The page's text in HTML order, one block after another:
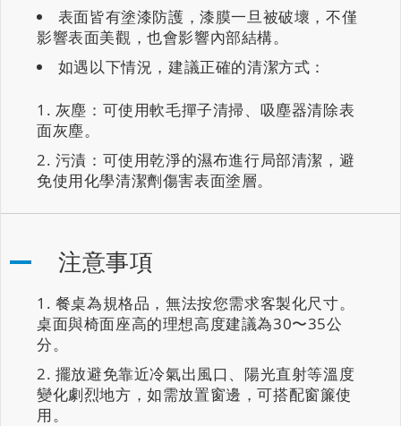
表面皆有塗漆防護，漆膜一旦被破壞，不僅
影響表面美觀，也會影響內部結構。
如遇以下情況，建議正確的清潔方式：
灰塵：可使用軟毛撣子清掃、吸塵器清除表
面灰塵。
污漬：可使用乾淨的濕布進行局部清潔，避
免使用化學清潔劑傷害表面塗層。
注意事項
餐桌為規格品，無法按您需求客製化尺寸。
桌面與椅面座高的理想高度建議為30〜35公
分。
擺放避免靠近冷氣出風口、陽光直射等溫度
變化劇烈地方，如需放置窗邊，可搭配窗簾使
用。